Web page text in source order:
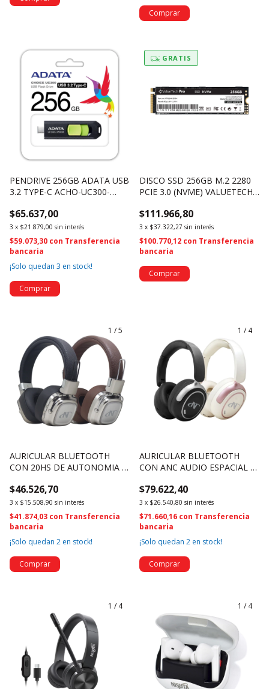
PENDRIVE 256GB ADATA USB
3.2 TYPE-C ACHO-UC300-
$65.637,00
3 x $21.879,00 sin interés
$59.073,30 con Transferencia
bancaria
¡Solo quedan 3 en stock!
GRATIS
DISCO SSD 256GB M.2 2280
PCIE 3.0 (NVME) VALUETECH
$111.966,80
3 x $37.322,27 sin interés
$100.770,12 con Transferencia
bancaria
1 /5
AURICULAR BLUETOOTH
CON 20HS DE AUTONOMIA Y
NSAUB52 (4709)
$46.526,70
3 x $15.508,90 sin interés
$41.874,03 con Transferencia
bancaria
¡Solo quedan 2 en stock!
1 / 4
AURICULAR BLUETOOTH
CON ANC AUDIO ESPACIAL Y
AUTONOMIA - NSAUB98ANC
(4708)
$79.622,40
3 x $26.540,80 sin interés
$71.660,16 con Transferencia
bancaria
¡Solo quedan 2 en stock!
1 / 4 1 / 4